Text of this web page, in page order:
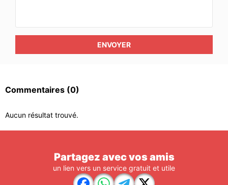
ENVOYER
Commentaires (0)
Aucun résultat trouvé.
Partagez avec vos amis
un lien vers un service gratuit et utile